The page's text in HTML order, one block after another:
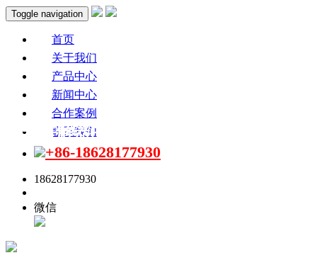
Toggle navigation
首页
关于我们
产品中心
新闻中心
合作案例
联系我们
+86-18628177930
18628177930
微信
电子讲解器的选择要根据场景来选